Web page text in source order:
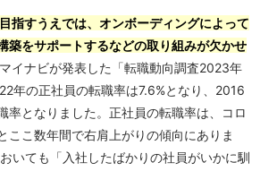
指すうえでは、オンボーディングによって
築をサポートするなどの取り組みが欠かせ
イナビが発表した「転職動向調査2023年
年の正社員の転職率は7.6%となり、2016
率となりました。正社員の転職率は、コロ
ここ数年間で右肩上がりの傾向にありま
いても「入社したばかりの社員がいかに馴